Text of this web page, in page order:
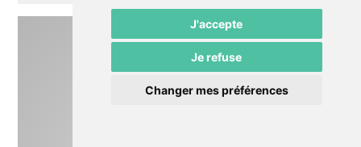
J'accepte
Je refuse
Changer mes préférences